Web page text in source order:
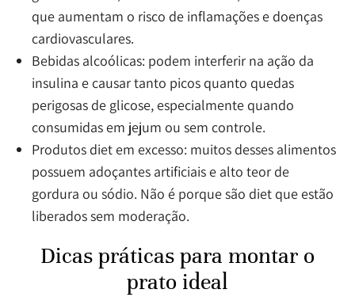
que aumentam o risco de inflamações e doenças
cardiovasculares.
Bebidas alcoólicas: podem interferir na ação da
insulina e causar tanto picos quanto quedas
perigosas de glicose, especialmente quando
consumidas em jejum ou sem controle.
Produtos diet em excesso: muitos desses alimentos
possuem adoçantes artificiais e alto teor de
gordura ou sódio. Não é porque são diet que estão
liberados sem moderação.
Dicas práticas para montar o
prato ideal